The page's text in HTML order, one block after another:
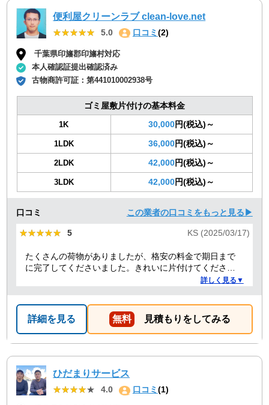
便利屋クリーンラブ clean-love.net
★★★★★
★★★★★ 5.0 口コミ (2)
千葉県印旛郡印旛村対応
本人確認証提出確認済み
古物商許可証：第441010002938号
ゴミ屋敷片付けの基本料金
1K 30,000円(税込)～
1LDK 36,000円(税込)～
2LDK 42,000円(税込)～
3LDK 42,000円(税込)～
口コミ この業者の口コミをもっと見る▶
★★★★★
★★★★★ 5 KS (2025/03/17)
たくさんの荷物がありましたが、格安の料金で期日まで
に完了してくださいました。きれいに片付けてくださり
ありがとうございました。作業の進捗も報告してくださ
詳しく見る▼
詳細を見る 無料 見積もりをしてみる
ひだまりサービス
★★★★★
★★★★★ 4.0 口コミ(1)